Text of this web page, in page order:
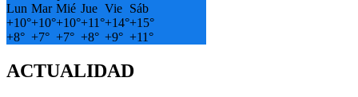
Lun Mar Mié Jue Vie Sáb
+10°+10°+10°+11°+14°+15°
+8° +7° +7° +8° +9° +11°
ACTUALIDAD